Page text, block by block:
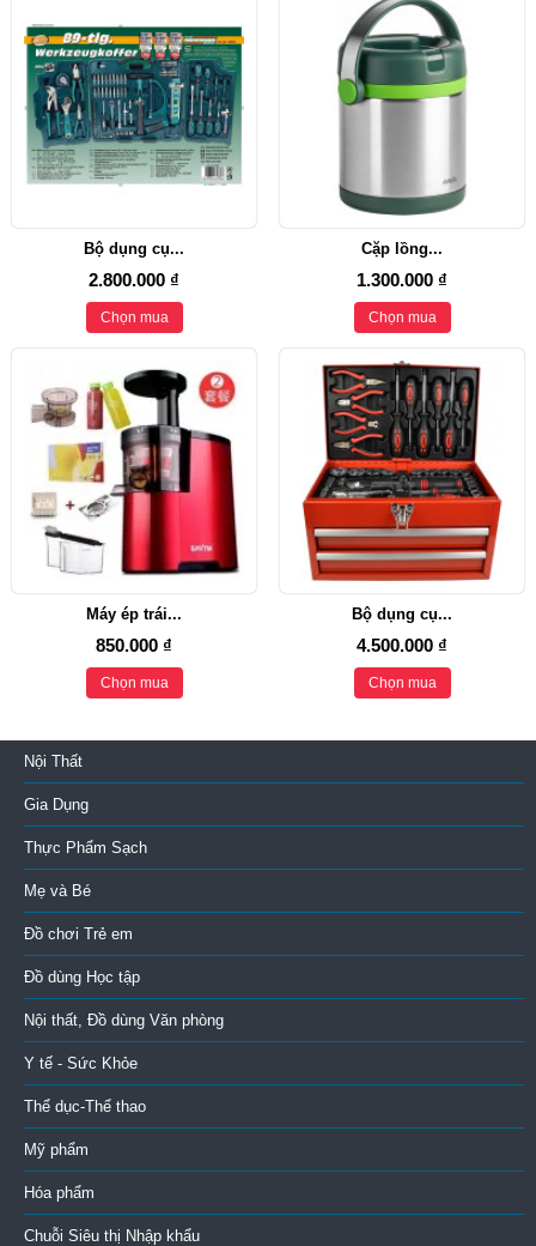
Bộ dụng cụ...
2.800.000 ₫
Chọn mua
Cặp lồng...
1.300.000 ₫
Chọn mua
Máy ép trái...
850.000 ₫
Chọn mua
Bộ dụng cụ...
4.500.000 ₫
Chọn mua
Nội Thất
Gia Dụng
Thực Phẩm Sạch
Mẹ và Bé
Đồ chơi Trẻ em
Đồ dùng Học tập
Nội thất, Đồ dùng Văn phòng
Y tế - Sức Khỏe
Thể dục-Thể thao
Mỹ phẩm
Hóa phẩm
Chuỗi Siêu thị Nhập khẩu